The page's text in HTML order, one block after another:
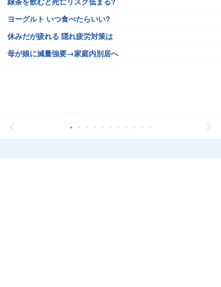
ヨーグルト いつ食べたらいい?
休みだが疲れる 隠れ疲労対策は
母が娘に減量強要→家庭内別居へ